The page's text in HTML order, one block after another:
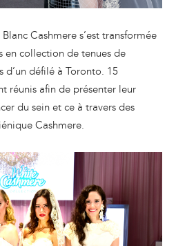
Cashmere s’est transformée
en collection de tenues de
d’un défilé à Toronto. 15
réunis afin de présenter leur
du sein et ce à travers des
Cashmere.